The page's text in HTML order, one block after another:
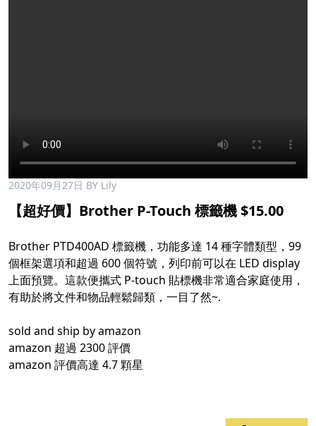
2020年09月27日 BY Lily
【超好價】Brother P-Touch 標籤機 $15.00
Brother PTD400AD 標籤機，功能多達 14 種字體類型，99
個框架選項和超過 600 個符號，列印前可以在 LED display
上面預覽。這款便攜式 P-touch 貼標機非常適合家庭使用，
有助於將文件和物品輕鬆歸類，一目了然~.
sold and ship by amazon
amazon 超過 2300 評價
amazon 評價高達 4.7 顆星